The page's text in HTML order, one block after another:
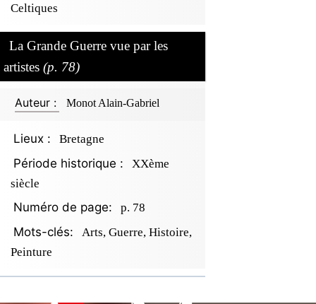
Celtiques
La Grande Guerre vue par les
artistes (p. 78)
Auteur : Monot Alain-Gabriel
Lieux : Bretagne
Période historique :
XXème
siècle
Numéro de page: p. 78
Mots-clés:
Arts, Guerre, Histoire,
Peinture